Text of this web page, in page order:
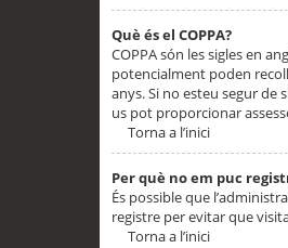
Què és el COPPA?
COPPA són les sigles en
potencialment poden
anys. Si no esteu segur de
us pot proporcionar
Torna a l’inici
Per què no em puc
És possible que
registre per evitar que
Torna a l’inici